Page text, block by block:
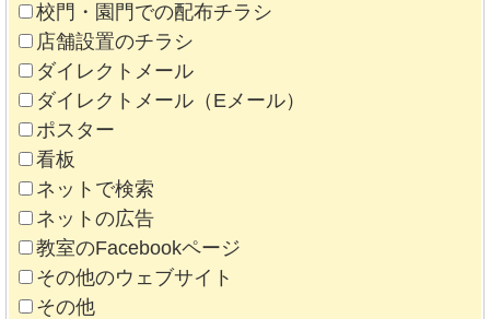
校門・園門での配布チラシ
店舗設置のチラシ
ダイレクトメール
ダイレクトメール（Eメール）
ポスター
看板
ネットで検索
ネットの広告
教室のFacebookページ
その他のウェブサイト
その他